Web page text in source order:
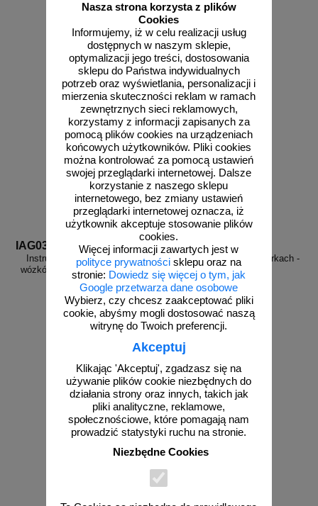
Nasza strona korzysta z plików
Cookies
Informujemy, iż w celu realizacji usług
dostępnych w naszym sklepie,
optymalizacji jego treści, dostosowania
sklepu do Państwa indywidualnych
potrzeb oraz wyświetlania, personalizacji i
mierzenia skuteczności reklam w ramach
zewnętrznych sieci reklamowych,
korzystamy z informacji zapisanych za
pomocą plików cookies na urządzeniach
końcowych użytkowników. Pliki cookies
można kontrolować za pomocą ustawień
swojej przeglądarki internetowej. Dalsze
korzystanie z naszego sklepu
internetowego, bez zmiany ustawień
przeglądarki internetowej oznacza, iż
użytkownik akceptuje stosowanie plików
cookies.
Więcej informacji zawartych jest w
polityce prywatności sklepu oraz na
stronie: Dowiedz się więcej o tym, jak
Google przetwarza dane osobowe
Wybierz, czy chcesz zaakceptować pliki
cookie, abyśmy mogli dostosować naszą
witrynę do Twoich preferencji.
Akceptuj
Klikając 'Akceptuj', zgadzasz się na
używanie plików cookie niezbędnych do
działania strony oraz innych, takich jak
pliki analityczne, reklamowe,
społecznościowe, które pomagają nam
prowadzić statystyki ruchu na stronie.
Niezbędne Cookies
od 10,76 zł
8,75 zł netto
do koszyka
od 10,76 zł
8,75 zł netto
do koszyka
IAG03
Instrukcja BHP przy obsłudze
wózków widłowych (sztaplarek) -
IAG03
8,75 zł netto
do koszyka
IAB01
Instrukcja BHP przy szlifierkach -
IAB01
8,75 zł netto
do koszyka